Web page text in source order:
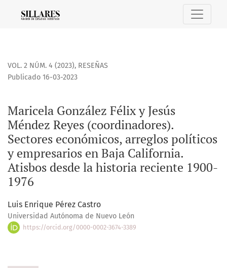
Maricela González Félix y Jesús Méndez Reyes
VOL. 2 NÚM. 4 (2023), RESEÑAS
Maricela González Félix y Jesús
Méndez Reyes (coordinadores).
Sectores económicos, arreglos políticos
y empresarios en Baja California.
Atisbos desde la historia reciente 1900-
1976
Publicado 16-03-2023
Luis Enrique Pérez Castro
Universidad Autónoma de Nuevo León
https://orcid.org/0000-0002-3674-3389